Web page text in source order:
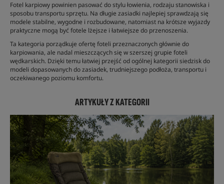
Fotel karpiowy powinien pasować do stylu łowienia, rodzaju stanowiska i
sposobu transportu sprzętu. Na długie zasiadki najlepiej sprawdzają się
modele stabilne, wygodne i rozbudowane, natomiast na krótsze wyjazdy
praktyczne mogą być fotele lżejsze i łatwiejsze do przenoszenia.
Ta kategoria porządkuje ofertę foteli przeznaczonych głównie do
karpiowania, ale nadal mieszczących się w szerszej grupie foteli
wędkarskich. Dzięki temu łatwiej przejść od ogólnej kategorii siedzisk do
modeli dopasowanych do zasiadek, trudniejszego podłoża, transportu i
oczekiwanego poziomu komfortu.
ARTYKUŁY Z KATEGORII